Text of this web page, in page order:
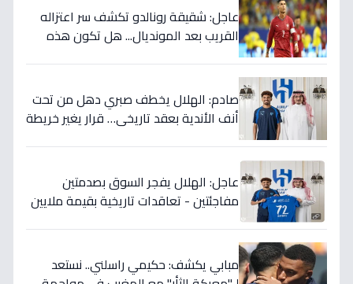
عاجل: شقيقة رونالدو تكشف سر اعتزاله
القريب بعد المونديال... هل تكون هذه
صادم: الهلال يخطف صبري دهل من تحت
أنف الأندية بعقد تاريخي… قرار يغير خريطة
عاجل: الهلال يفجر السوق بصدمتين
مفاجئتين - تعاقدات تاريخية بقيمة ملايين
مبابي يكشف: حكيمي راسلني.. نستعد